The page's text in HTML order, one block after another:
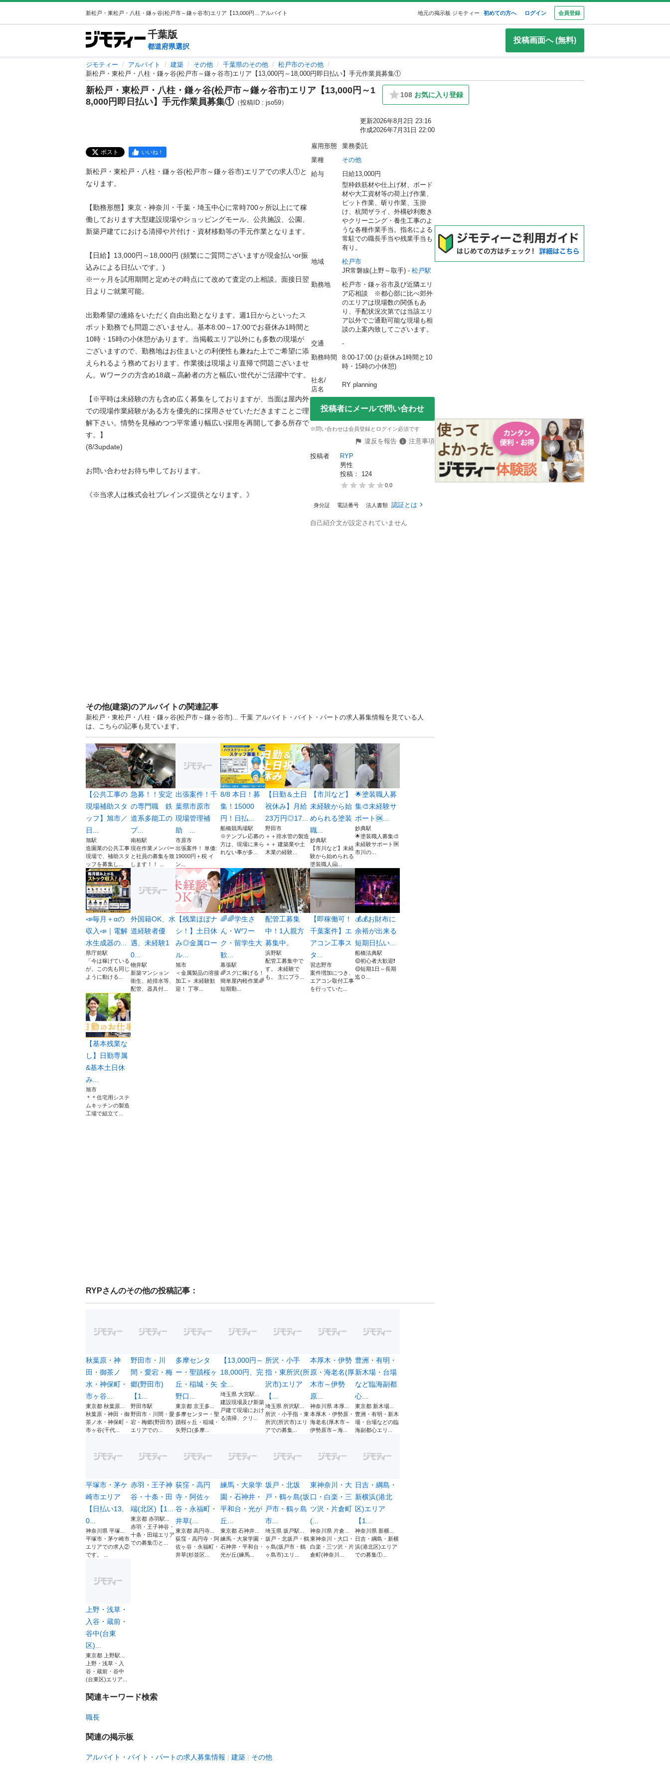
アルバイト 地元の掲示板 ジモティー 初めての方へ ログイン 会員登録
千葉版
都道府県選択
投稿画面へ (無料)
ジモティー アルバイト 建築 その他 千葉県のその他
松戸市のその他
新松戸・東松戸・八柱・鎌ヶ谷(松戸市～鎌ヶ谷市)エリア【13,000円～18,000円即日払い】手元作業員募集①
新松戸・東松戸・八柱・鎌ヶ谷(松戸市～鎌ヶ谷市)エリア【13,000円～1
8,000円即日払い】手元作業員募集①（投稿ID : jso59）
108 お気に入り登録
更新2026年8月2日 23:16
作成2026年7月31日 22:00
ポスト いいね！
新松戸・東松戸・八柱・鎌ヶ谷(松戸市～鎌ヶ谷市)エリアでの求人①と
なります。
【勤務形態】東京・神奈川・千葉・埼玉中心に常時700ヶ所以上にて稼
働しております大型建設現場やショッピングモール、公共施設、公園、
新築戸建てにおける清掃や片付け・資材移動等の手元作業となります。
【日給】13,000円～18,000円 (頻繁にご質問ございますが現金払いor振
込みによる日払いです。)
※一ヶ月を試用期間と定めその時点にて改めて査定の上相談。面接日翌
日よりご就業可能。
出勤希望の連絡をいただく自由出勤となります。週1日からといったス
ポット勤務でも問題ございません。基本8:00～17:00でお昼休み1時間と
10時・15時の小休憩があります。当掲載エリア以外にも多数の現場が
ございますので、勤務地はお住まいとの利便性も兼ねた上でご希望に添
えられるよう務めております。作業後は現場より直帰で問題ございませ
ん。Ｗワークの方含め18歳～高齢者の方と幅広い世代がご活躍中です。
【※平時は未経験の方も含め広く募集をしておりますが、当面は屋内外
での現場作業経験がある方を優先的に採用させていただきますことご理
解下さい。情勢を見極めつつ平常通り幅広い採用を再開して参る所存で
す。】
(8/3update)
お問い合わせお待ち申しております。
《※当求人は株式会社ブレインズ提供となります。》
雇用形態
業務委託
業種
その他
給与
日給13,000円
型枠鉄筋材や仕上げ材、ボード
材や大工資材等の荷上げ作業、
ピット作業、斫り作業、玉掛
け、杭間ザライ、外構砂利敷き
やクリーニング・養生工事のよ
うな各種作業手当。指名による
常駐での職長手当や残業手当も
有り。
地域
松戸市
JR常磐線(上野～取手) - 松戸駅
勤務地
松戸市・鎌ヶ谷市及び近隣エリ
ア応相談　※都心部に比べ郊外
のエリアは現場数の関係もあ
り、手配状況次第では当該エリ
ア以外でご通勤可能な現場も相
談の上案内致してございます。
交通
-
勤務時間
8:00-17:00 (お昼休み1時間と10
時・15時の小休憩)
社名/
店名
RY planning
投稿者にメールで問い合わせ
※問い合わせは会員登録とログイン必須です
違反を報告
注意事項
投稿者
RYP
男性
投稿： 124
0.0
身分証 電話番号 法人書類 認証とは
自己紹介文が設定されていません
その他(建築)のアルバイトの関連記事
新松戸・東松戸・八柱・鎌ヶ谷(松戸市～鎌ヶ谷市)... 千葉 アルバイト・バイト・パートの求人募集情報を見ている人
は、こちらの記事も見ています。
【公共工事の
現場補助スタ
ッフ】旭市／
日...
旭駅
造園業の公共工事
現場で、補助スタ
ッフを募集し...
急募！！安定
の専門職 鉄
道系多能工の
プ...
南柏駅
現在作業メンバー
と社員の募集を致
します！！ ...
出張案件！千
葉県市原市
現場管理補
助 ...
市原市
出張案件！ 単価:
19000円＋税 イ
ン...
8/8 本日！募
集！15000
円！日払...
船橋競馬場駅
※テンプレ応募の
方は、現場に来ら
れない事が多...
【日勤＆土日
祝休み】月給
23万円◎17...
野田市
＋＋排水管の製造
＋＋ 建築業や土
木業の経験...
【市川など】
未経験から始
められる塗装
職...
妙典駅
【市川など】未経
験から始められる
塗装職人🤗...
🌟塗装職人募
集🎨未経験サ
ポート🆗...
妙典駅
🌟塗装職人募集🎨
未経験サポート🆗
市川の...
📣毎月＋αの
収入📣｜電解
水生成器の...
県庁前駅
「今は稼げている
が、この先も同じ
ように動ける...
外国籍OK、水
道経験者優
遇、未経験1
0...
物井駅
新築マンション
衛生、給排水等、
配管、器具付...
【残業ほぼナ
シ！】土日休
み◎金属ロー
ル...
旭市
＜金属製品の溶接
加工＞ 未経験歓
迎！ 丁寧...
🌈🌈学生さ
ん・Wワー
ク・留学生大
歓...
幕張駅
🌈スグに稼げる！
簡単屋内軽作業🌈
短期勤...
配管工募集
中！1人親方
募集中。
浜野駅
配管工募集中で
す。 未経験で
も。 主にプラ...
【即稼働可！
千葉案件】エ
アコン工事ス
タ...
習志野市
案件増加につき、
エアコン取付工事
を行っていた...
💰💰お財布に
余裕が出来る
短期日払い...
船橋法典駅
🟡初心者大歓迎❗
🟡短期1日～長期
迄Ｏ...
【基本残業な
し】日勤専属
&基本土日休
み...
旭市
＊＊住宅用システ
ムキッチンの製造
工場で組立て...
RYPさんのその他の投稿記事：
秋葉原・神
田・御茶ノ
水・神保町・
市ヶ谷...
東京都 秋葉原...
秋葉原・神田・御
茶ノ水・神保町・
市ヶ谷(千代...
野田市・川
間・愛宕・梅
郷(野田市)
【1...
野田市駅
野田市・川間・愛
宕・梅郷(野田市)
エリアでの...
多摩センタ
ー・聖蹟桜ヶ
丘・稲城・矢
野口...
東京都 京王多...
多摩センター・聖
蹟桜ヶ丘・稲城・
矢野口(多摩...
【13,000円～
18,000円、完
全...
埼玉県 大宮駅...
建設現場及び新築
戸建て現場におけ
る清掃、クリ...
所沢・小手
指・東所沢(所
沢市)エリア
【...
埼玉県 所沢駅...
所沢・小手指・東
所沢(所沢市)エリ
アでの募集...
本厚木・伊勢
原・海老名(厚
木市～伊勢
原...
神奈川県 本厚...
本厚木・伊勢原・
海老名(厚木市～
伊勢原市～海...
豊洲・有明・
新木場・台場
など臨海副都
心...
東京都 新木場...
豊洲・有明・新木
場・台場などの臨
海副都心エリ...
平塚市・茅ケ
崎市エリア
【日払い13,
0...
神奈川県 平塚...
平塚市・茅ケ崎市
エリアでの求人②
です。 ...
赤羽・王子神
谷・十条・田
端(北区)【1...
東京都 赤羽駅...
赤羽・王子神谷・
十条・田端エリア
での募集①と...
荻窪・高円
寺・阿佐ヶ
谷・永福町・
井草(...
東京都 高円寺...
荻窪・高円寺・阿
佐ヶ谷・永福町・
井草(杉並区...
練馬・大泉学
園・石神井・
平和台・光が
丘...
東京都 石神井...
練馬・大泉学園・
石神井・平和台・
光が丘(練馬...
坂戸・北坂
戸・鶴ヶ島(坂
戸市・鶴ヶ島
市...
埼玉県 坂戸駅...
坂戸・北坂戸・鶴
ヶ島(坂戸市・鶴
ヶ島市)エリ...
東神奈川・大
口・白楽・三
ツ沢・片倉町
(...
神奈川県 片倉...
東神奈川・大口・
白楽・三ツ沢・片
倉町(神奈川...
日吉・綱島・
新横浜(港北
区)エリア
【1...
神奈川県 新横...
日吉・綱島・新横
浜(港北区)エリア
での募集①...
上野・浅草・
入谷・蔵前・
谷中(台東
区)...
東京都 上野駅...
上野・浅草・入
谷・蔵前・谷中
(台東区)エリア...
関連キーワード検索
職長
関連の掲示板
アルバイト・バイト・パートの求人募集情報 建築 その他